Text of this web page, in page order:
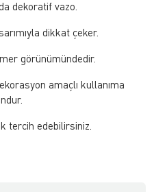
dekoratif vazo.
dikkat çeker.
görünümündedir.
amaçlı kullanıma
tercih edebilirsiniz.